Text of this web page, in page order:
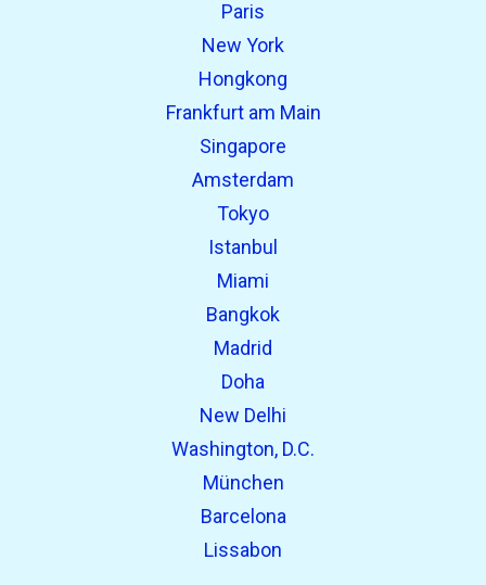
Paris
New York
Hongkong
Frankfurt am Main
Singapore
Amsterdam
Tokyo
Istanbul
Miami
Bangkok
Madrid
Doha
New Delhi
Washington, D.C.
München
Barcelona
Lissabon